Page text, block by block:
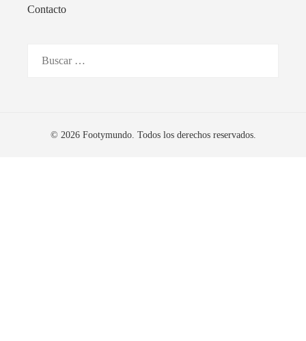
Contacto
© 2026 Footymundo. Todos los derechos reservados.